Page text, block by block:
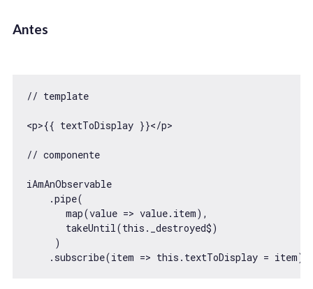
Antes
// template
<p>{{ textToDisplay }}</p>
// componente
iAmAnObservable
    .pipe(
       map(value => value.item),
       takeUntil(this._destroyed$)
     )
    .subscribe(item => this.textToDisplay = item);